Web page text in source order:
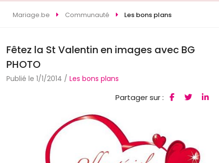
Mariage.be Communauté Les bons plans
Fêtez la St Valentin en images avec BG
PHOTO
Publié le 1/1/2014 /Les bons plans
Partager sur :